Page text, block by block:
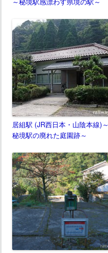
居組駅 (JR西日本・山陰本線)～
秘境駅の廃れた庭園跡～